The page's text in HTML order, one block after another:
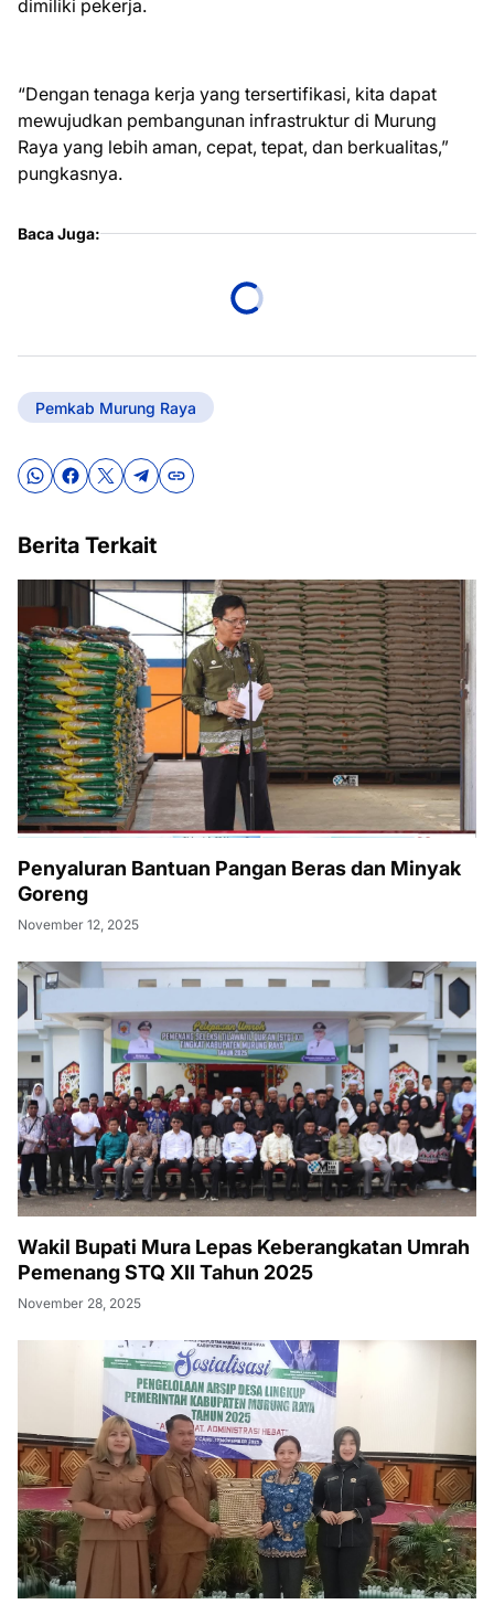
dimiliki pekerja.
“Dengan tenaga kerja yang tersertifikasi, kita dapat
mewujudkan pembangunan infrastruktur di Murung
Raya yang lebih aman, cepat, tepat, dan berkualitas,”
pungkasnya.
Baca Juga:
Pemkab Murung Raya
Berita Terkait
Penyaluran Bantuan Pangan Beras dan Minyak
Goreng
November 12, 2025
Wakil Bupati Mura Lepas Keberangkatan Umrah
Pemenang STQ XII Tahun 2025
November 28, 2025